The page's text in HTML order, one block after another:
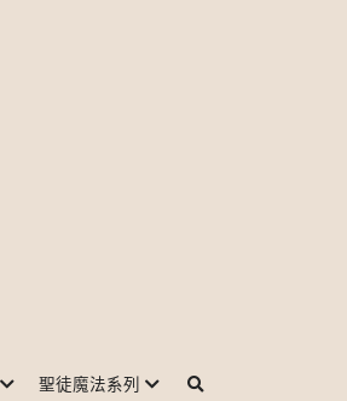
聖徒魔法系列